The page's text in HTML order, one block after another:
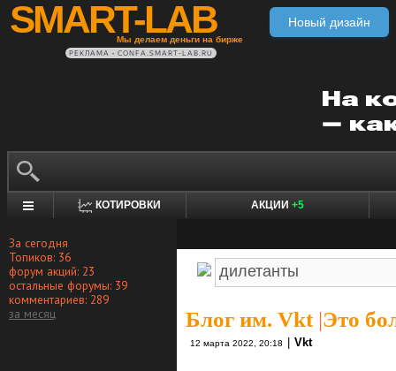
SMART-LAB
Мы делаем деньги на бирже
Новый дизайн
РЕКЛАМА • CONFA.SMART-LAB.RU
КОТИРОВКИ АКЦИИ +5
За сегодня
Топиков: 36
форум акций: 23
остальные форумы: 39
комментариев: 289
за месяц
Блог им. Vkt|Это
12 марта 2022, 20:18 Vkt